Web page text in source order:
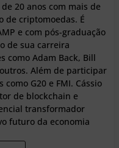
20 anos com mais de
de criptomoedas. É
e com pós-graduação
de sua carreira
como Adam Back, Bill
Além de participar
G20 e FMI. Cássio
de blockchain e
transformador
futuro da economia